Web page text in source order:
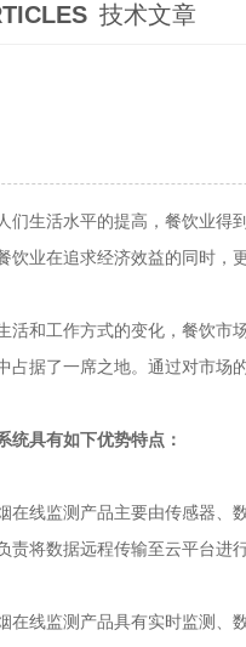
技术文章
生活水平的提高，餐饮业得到
饮业在追求经济效益的同时，
和工作方式的变化，餐饮市场
占据了一席之地。通过对市场
统具有如下优势特点：
线监测产品主要由传感器、数
责将数据远程传输至云平台进
线监测产品具有实时监测、数